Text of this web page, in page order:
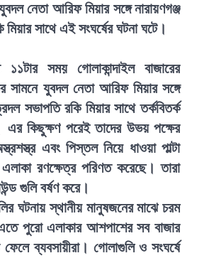
নেতা আরিফ মিয়ার সঙ্গে নারায়ণগঞ্জ
সাথে এই সংঘর্ষের ঘটনা ঘটে।
সময় গোলাকান্দাইল বাজারের
সামনে যুবদল নেতা আরিফ মিয়ার সঙ্গে
সভাপতি রকি মিয়ার সাথে তর্কবিতর্ক
এর কিছুক্ষণ পরেই তাদের উভয় পক্ষের
এবং পিস্তল নিয়ে ধাওয়া পাল্টা
রণক্ষেত্র পরিণত করেছে। তারা
গুলি বর্ষণ করে।
ঘটনায় স্থানীয় মানুষজনের মাঝে চরম
পুরো এলাকার আশপাশের সব বাজার
ব্যবসায়ীরা। গোলাগুলি ও সংঘর্ষে